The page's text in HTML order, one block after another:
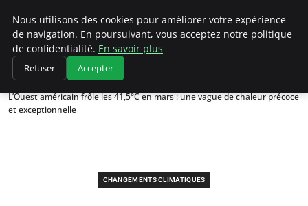
Climatedebtagents
Accueil
Changements climatiques
L’Ouest américain frôle les 41,5°C en mars : une vague de chaleur précoce
et exceptionnelle
CHANGEMENTS CLIMATIQUES
Nous utilisons des cookies pour améliorer votre expérience
de navigation. En poursuivant, vous acceptez notre politique
de confidentialité. En savoir plus
Refuser Accepter